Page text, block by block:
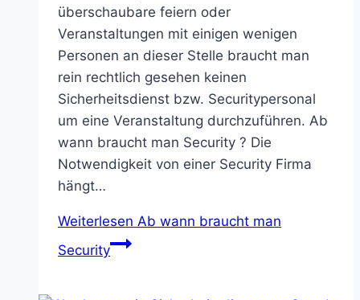
überschaubare feiern oder
Veranstaltungen mit einigen wenigen
Personen an dieser Stelle braucht man
rein rechtlich gesehen keinen
Sicherheitsdienst bzw. Securitypersonal
um eine Veranstaltung durchzuführen. Ab
wann braucht man Security ? Die
Notwendigkeit von einer Security Firma
hängt…
Weiterlesen Ab wann braucht man
Security